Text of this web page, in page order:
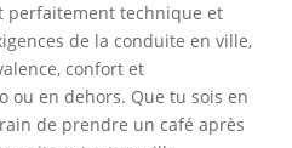
perfaitement technique et
de la conduite en ville,
confort et
ou en dehors. Que tu sois en
de prendre un café après